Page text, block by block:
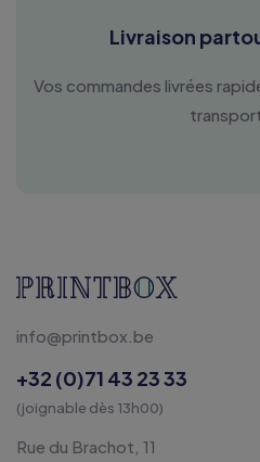
Livraison
Vos commandes livrées
info@printbox.be
+32 (0)71 43 23 33
(joignable dès 13h00)
Rue du Brachot, 11